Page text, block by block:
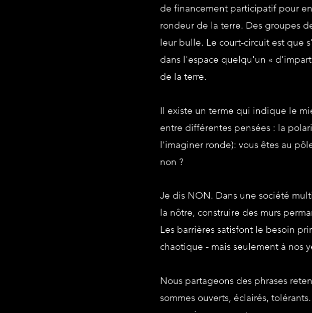
de financement participatif pour
rondeur de la terre. Des groupes
leur bulle. Le court-circuit est que
dans l'espace quelqu'un «
de la terre.
Il existe un terme qui indique le
entre différentes pensées : la
l'imaginer ronde): vous êtes au
non ?
Je dis NON. Dans une société
la nôtre, construire des murs
Les barrières satisfont le besoin
chaotique - mais seulement à nos
Nous partageons des phrases
sommes ouverts, éclairés,